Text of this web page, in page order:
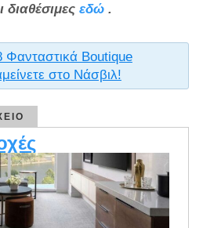
διαθέσιμες εδώ.
Φανταστικά Boutique
στο Νάσβιλ!